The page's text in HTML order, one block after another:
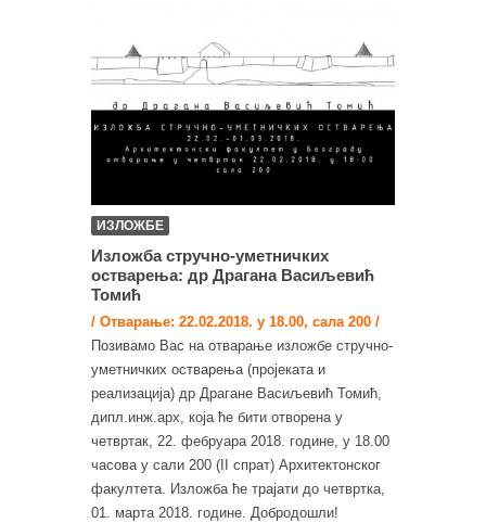
ИЗЛОЖБЕ
Изложба стручно-уметничких
остварења: др Драгана Васиљевић
Томић
/ Отварање: 22.02.2018. у 18.00, сала 200 /
Позивамо Вас на отварање изложбе стручно-
уметничких остварења (пројеката и
реализација) др Драгане Васиљевић Томић,
дипл.инж.арх, која ће бити отворена у
четвртак, 22. фебруара 2018. године, у 18.00
часова у сали 200 (II спрат) Архитектонског
факултета. Изложба ће трајати до четвртка,
01. марта 2018. године. Добродошли!